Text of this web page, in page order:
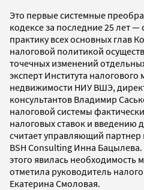
Это первые системные
кодексе за последние 25 лет
практику всех основных глав
налоговой политикой
точечных изменений
эксперт Института
недвижимости НИУ ВШЭ,
консультантов Владимир
налоговой системы
налоговых ставок и введению
считает управляющий
BSH Consulting Инна
этого явилась необходимость
отметила руководитель
Екатерина Смоловая.